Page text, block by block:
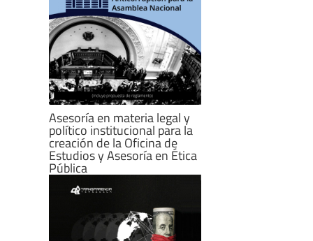
Asesoría en materia legal y
político institucional para la
creación de la Oficina de
Estudios y Asesoría en Ética
Pública